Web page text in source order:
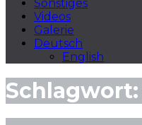
Sonstiges
Videos
Galerie
Deutsch
English
Schlagwort: